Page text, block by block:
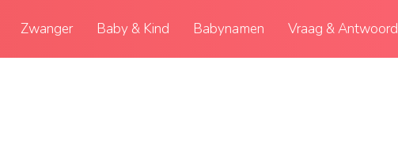
Zwanger Baby & Kind Babynamen Vraag & Antwoord